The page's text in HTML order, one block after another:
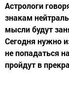
Астрологи
знакам
мысли будут
Сегодня нужно
не попадаться
пройдут в